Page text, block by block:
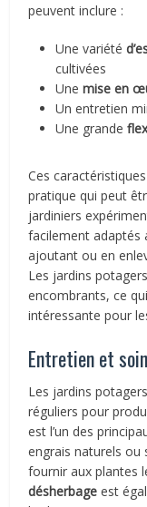
peuvent inclure :
Une variété
cultivées
Unemise en
Un entretien
Une grande
Ces
pratique qui peut
jardiniers
facilement adaptés
ajoutant ou en
Les jardins
encombrants, ce
intéressante pour
Entretien et
Les jardins
réguliers pour
est l’un des
engrais naturels ou
fournir aux plantes
désherbage est